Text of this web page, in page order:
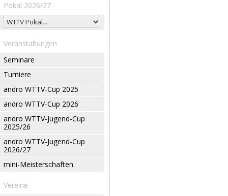
Pokal 2026/27
Veranstaltungen
Seminare
Turniere
andro WTTV-Cup 2025
andro WTTV-Cup 2026
andro WTTV-Jugend-Cup
2025/26
andro WTTV-Jugend-Cup
2026/27
mini-Meisterschaften
Vereine